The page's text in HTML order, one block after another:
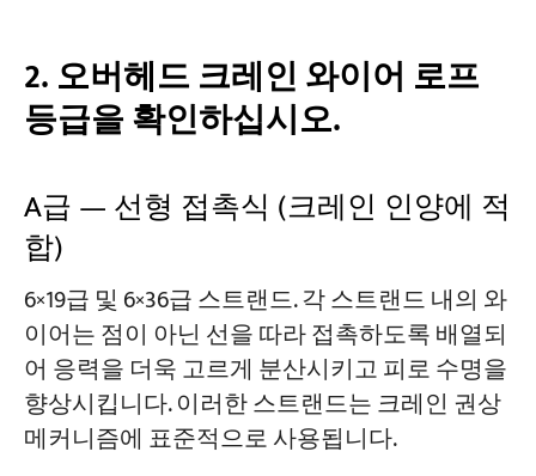
2. 오버헤드 크레인 와이어 로프
등급을 확인하십시오.
A급 — 선형 접촉식 (크레인 인양에 적
합)
6×19급 및 6×36급 스트랜드. 각 스트랜드 내의 와
이어는 점이 아닌 선을 따라 접촉하도록 배열되
어 응력을 더욱 고르게 분산시키고 피로 수명을
향상시킵니다. 이러한 스트랜드는 크레인 권상
메커니즘에 표준적으로 사용됩니다.